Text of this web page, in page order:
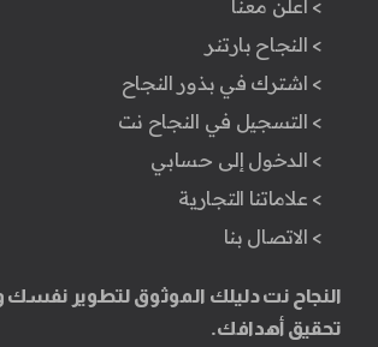
> أعلن معنا
> النجاح بارتنر
> اشترك في بذور النجاح
> التسجيل في النجاح نت
> الدخول إلى حسابي
> علاماتنا التجارية
> الاتصال بنا
النجاح نت دليلك الموثوق لتطوير نفسك
تحقيق أهدافك.